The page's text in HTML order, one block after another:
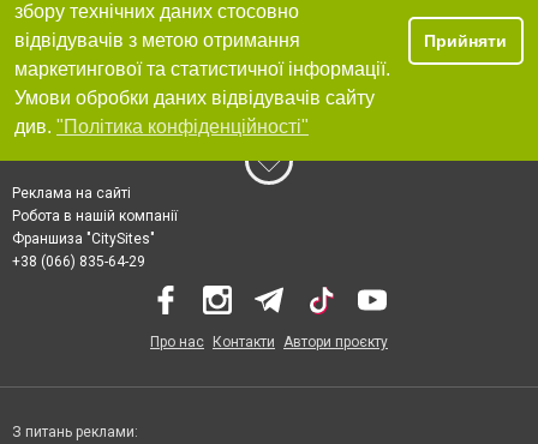
збору технічних даних стосовно
відвідувачів з метою отримання
маркетингової та статистичної інформації.
Умови обробки даних відвідувачів сайту
див. "Політика конфіденційності"
Прийняти
Реклама на сайті
Робота в нашій компанії
Франшиза "CitySites"
+38 (066) 835-64-29
Про нас Контакти Автори проєкту
З питань реклами: